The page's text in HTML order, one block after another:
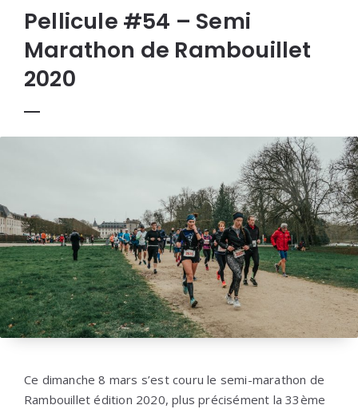
Pellicule #54 – Semi
Marathon de Rambouillet
2020
Ce dimanche 8 mars s’est couru le semi-marathon de
Rambouillet édition 2020, plus précisément la 33ème